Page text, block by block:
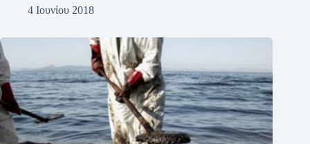
4 Ιουνίου 2018